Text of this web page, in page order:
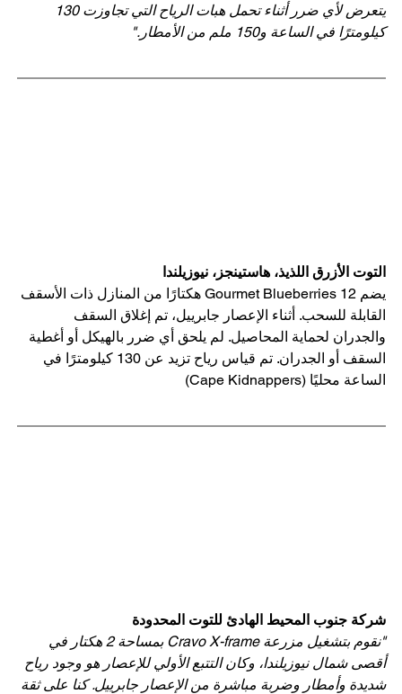
كيلومترًا في الساعة و150 ملم من الأمطار."
التوت الأزرق اللذيذ، هاستينجز، نيوزيلندا
يضم Gourmet Blueberries 12 هكتارًا من المنازل ذات الأسقف
القابلة للسحب. أثناء الإعصار جابرييل، تم إغلاق السقف
والجدران لحماية المحاصيل. لم يلحق أي ضرر بالهيكل أو أغطية
السقف أو الجدران. تم قياس رياح تزيد عن 130 كيلومترًا في
الساعة محليًا (Cape Kidnappers)
شركة جنوب المحيط الهادئ للتوت المحدودة
"نقوم بتشغيل مزرعة Cravo X-frame بمساحة 2 هكتار في
أقصى شمال نيوزيلندا، وكان التتبع الأولي للإعصار هو وجود رياح
شديدة وأمطار وضربة مباشرة من الإعصار جابرييل. كنا على ثقة